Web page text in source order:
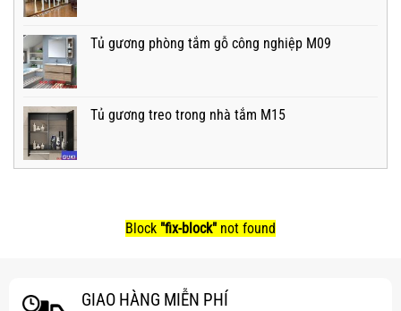
Tủ gương phòng tắm gỗ công nghiệp M09
Tủ gương treo trong nhà tắm M15
Block "fix-block" not found
GIAO HÀNG MIỄN PHÍ